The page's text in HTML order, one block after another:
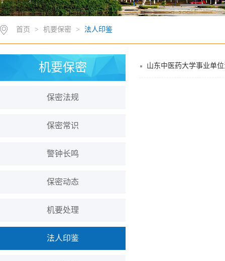
首页 > 机要保密 > 法人印鉴
机要保密
保密法规
保密常识
警钟长鸣
保密动态
机要处理
法人印鉴
山东中医药大学事业单